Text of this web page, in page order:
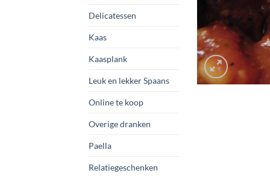
Delicatessen
Kaas
Kaasplank
Leuk en lekker Spaans
Online te koop
Overige dranken
Paella
Relatiegeschenken